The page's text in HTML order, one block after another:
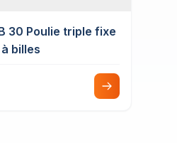
30 Poulie triple fixe
billes